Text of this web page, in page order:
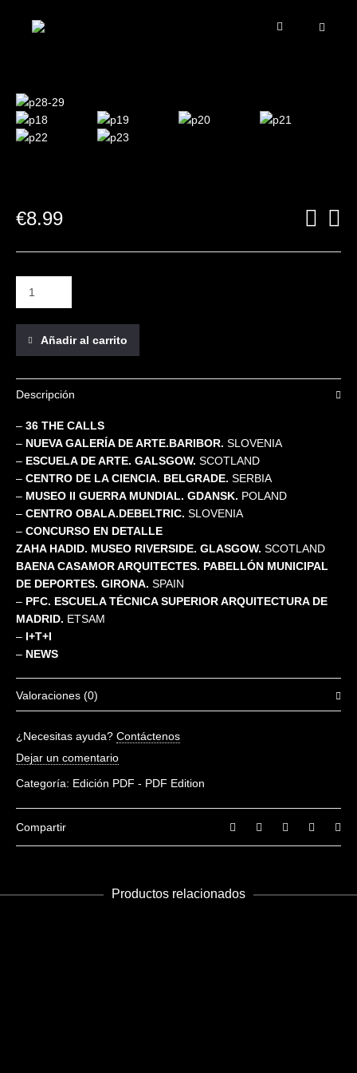
€8.99
Añadir al carrito
Descripción
– 36 THE CALLS
– NUEVA GALERÍA DE ARTE.BARIBOR. SLOVENIA
– ESCUELA DE ARTE. GALSGOW. SCOTLAND
– CENTRO DE LA CIENCIA. BELGRADE. SERBIA
– MUSEO II GUERRA MUNDIAL. GDANSK. POLAND
– CENTRO OBALA.DEBELTRIC. SLOVENIA
– CONCURSO EN DETALLE
ZAHA HADID. MUSEO RIVERSIDE. GLASGOW. SCOTLAND
BAENA CASAMOR ARQUITECTES. PABELLÓN MUNICIPAL
DE DEPORTES. GIRONA. SPAIN
– PFC. ESCUELA TÉCNICA SUPERIOR ARQUITECTURA DE
MADRID. ETSAM
– I+T+I
– NEWS
Valoraciones (0)
Sé el primero en valorar “Future 28-29”
¿Necesitas ayuda? Contáctenos
Dejar un comentario
Categoría: Edición PDF - PDF Edition
Compartir
Productos relacionados